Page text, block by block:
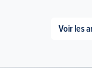
Voir les